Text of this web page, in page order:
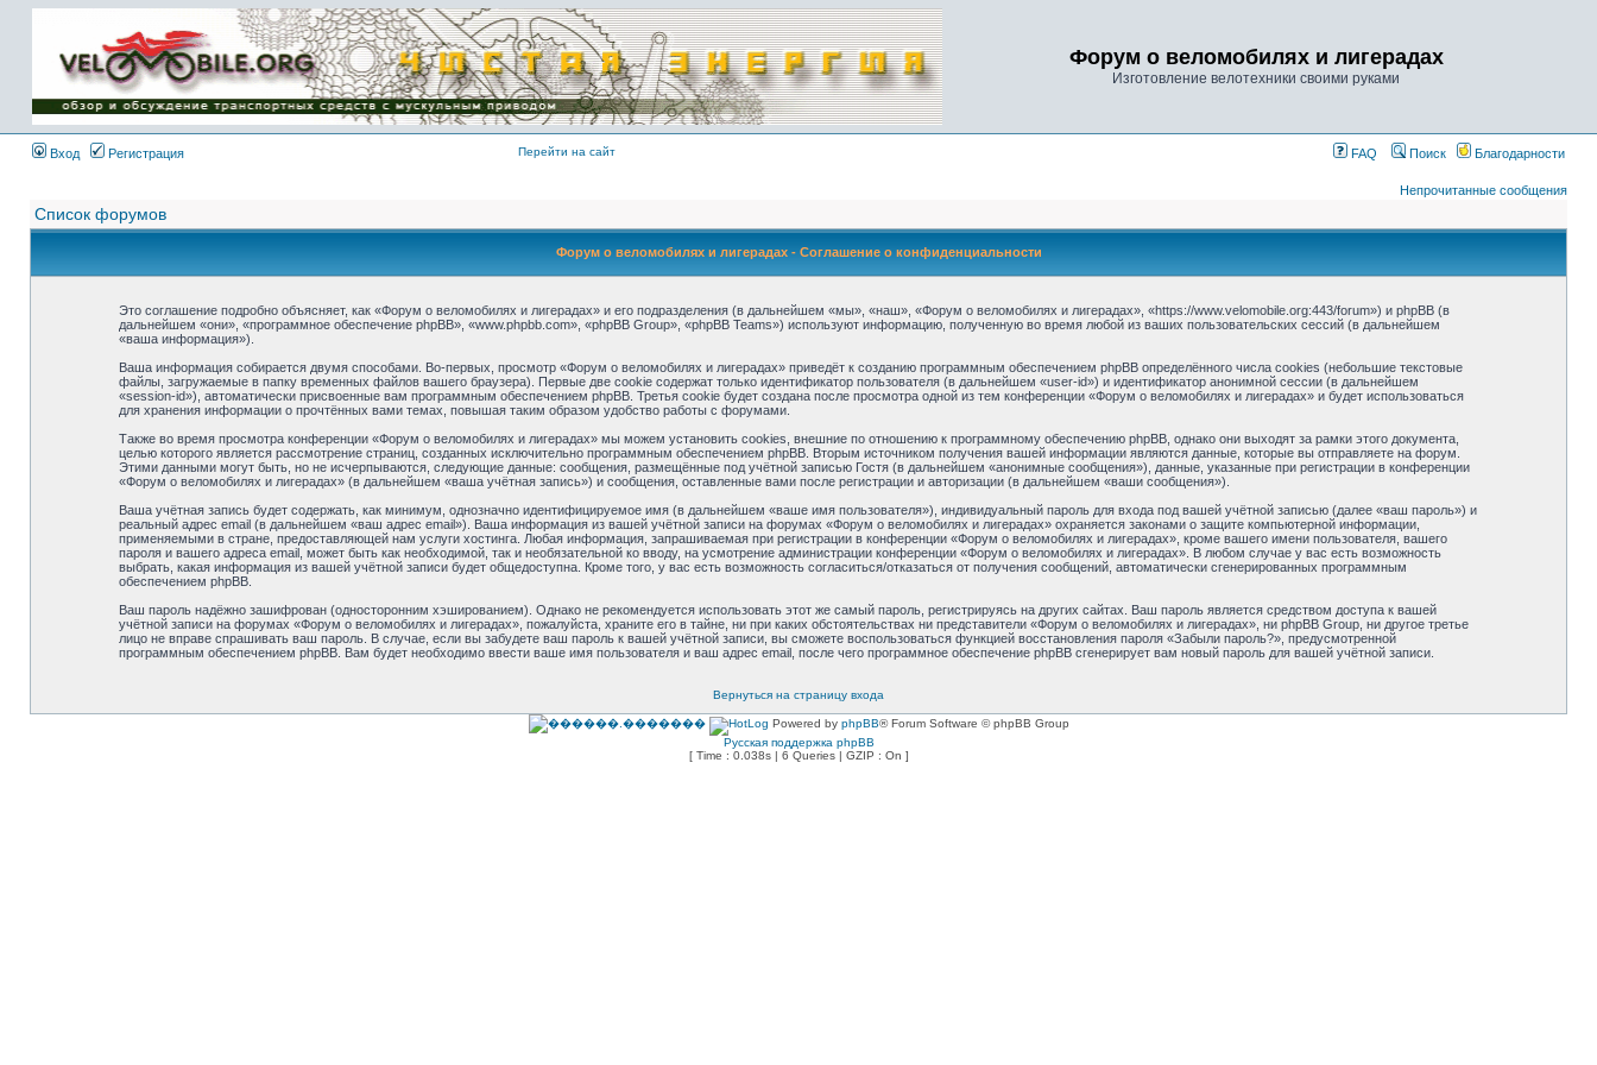
Имя пользователя:
Пароль:
{ LOG_ME_IN_SHORT
}
Форум о веломобилях и лигерадах
Изготовление велотехники своими руками
Вход Регистрация Перейти на сайт FAQ Поиск Благодарности
Непрочитанные сообщения
Список форумов
Форум о веломобилях и лигерадах - Соглашение о конфиденциальности
Это соглашение подробно объясняет, как «Форум о веломобилях и лигерадах» и его подразделения (в дальнейшем «мы», «наш», «Форум о веломобилях и лигерадах», «https://www.velomobile.org:443/forum») и phpBB (в
дальнейшем «они», «программное обеспечение phpBB», «www.phpbb.com», «phpBB Group», «phpBB Teams») используют информацию, полученную во время любой из ваших пользовательских сессий (в дальнейшем
«ваша информация»).
Ваша информация собирается двумя способами. Во-первых, просмотр «Форум о веломобилях и лигерадах» приведёт к созданию программным обеспечением phpBB определённого числа cookies (небольшие текстовые
файлы, загружаемые в папку временных файлов вашего браузера). Первые две cookie содержат только идентификатор пользователя (в дальнейшем «user-id») и идентификатор анонимной сессии (в дальнейшем
«session-id»), автоматически присвоенные вам программным обеспечением phpBB. Третья cookie будет создана после просмотра одной из тем конференции «Форум о веломобилях и лигерадах» и будет использоваться
для хранения информации о прочтённых вами темах, повышая таким образом удобство работы с форумами.
Также во время просмотра конференции «Форум о веломобилях и лигерадах» мы можем установить cookies, внешние по отношению к программному обеспечению phpBB, однако они выходят за рамки этого документа,
целью которого является рассмотрение страниц, созданных исключительно программным обеспечением phpBB. Вторым источником получения вашей информации являются данные, которые вы отправляете на форум.
Этими данными могут быть, но не исчерпываются, следующие данные: сообщения, размещённые под учётной записью Гостя (в дальнейшем «анонимные сообщения»), данные, указанные при регистрации в конференции
«Форум о веломобилях и лигерадах» (в дальнейшем «ваша учётная запись») и сообщения, оставленные вами после регистрации и авторизации (в дальнейшем «ваши сообщения»).
Ваша учётная запись будет содержать, как минимум, однозначно идентифицируемое имя (в дальнейшем «ваше имя пользователя»), индивидуальный пароль для входа под вашей учётной записью (далее «ваш пароль») и
реальный адрес email (в дальнейшем «ваш адрес email»). Ваша информация из вашей учётной записи на форумах «Форум о веломобилях и лигерадах» охраняется законами о защите компьютерной информации,
применяемыми в стране, предоставляющей нам услуги хостинга. Любая информация, запрашиваемая при регистрации в конференции «Форум о веломобилях и лигерадах», кроме вашего имени пользователя, вашего
пароля и вашего адреса email, может быть как необходимой, так и необязательной ко вводу, на усмотрение администрации конференции «Форум о веломобилях и лигерадах». В любом случае у вас есть возможность
выбрать, какая информация из вашей учётной записи будет общедоступна. Кроме того, у вас есть возможность согласиться/отказаться от получения сообщений, автоматически сгенерированных программным
обеспечением phpBB.
Ваш пароль надёжно зашифрован (односторонним хэшированием). Однако не рекомендуется использовать этот же самый пароль, регистрируясь на других сайтах. Ваш пароль является средством доступа к вашей
учётной записи на форумах «Форум о веломобилях и лигерадах», пожалуйста, храните его в тайне, ни при каких обстоятельствах ни представители «Форум о веломобилях и лигерадах», ни phpBB Group, ни другое третье
лицо не вправе спрашивать ваш пароль. В случае, если вы забудете ваш пароль к вашей учётной записи, вы сможете воспользоваться функцией восстановления пароля «Забыли пароль?», предусмотренной
программным обеспечением phpBB. Вам будет необходимо ввести ваше имя пользователя и ваш адрес email, после чего программное обеспечение phpBB сгенерирует вам новый пароль для вашей учётной записи.
Вернуться на страницу входа
Powered by phpBB® Forum Software © phpBB Group
Русская поддержка phpBB
[ Time : 0.038s | 6 Queries | GZIP : On ]